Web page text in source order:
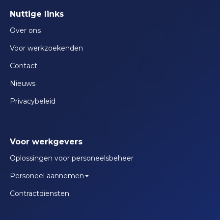
Nuttige links
Over ons
Voor werkzoekenden
Contact
Nieuws
Privacybeleid
Voor werkgevers
Oplossingen voor personeelsbeheer
Personeel aannemen
Contractdiensten